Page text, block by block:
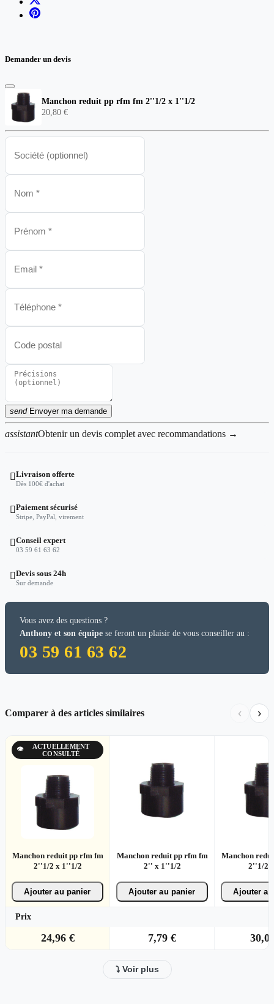
Demander un devis
Manchon reduit pp rfm fm 2''1/2 x 1''1/2
20,80 €
sendEnvoyer ma demande
assistantObtenir un devis complet avec recommandations →
Livraison offerte
Dès 100€ d'achat
Paiement sécurisé
Stripe, PayPal, virement
Conseil expert
03 59 61 63 62
Devis sous 24h
Sur demande
Vous avez des questions ?
Anthony et son équipe se feront un plaisir de vous conseiller au :
03 59 61 63 62
Comparer à des articles similaires ‹ ›
👁
ACTUELLEMENT
CONSULTÉ
Manchon reduit pp rfm fm
2''1/2 x 1''1/2
Manchon reduit pp rfm fm
2'' x 1''1/2
Manchon
2''1/2
Ajouter au panier Ajouter au panier Ajouter
Prix
24,96 € 7,79 €
⤵ Voir plus